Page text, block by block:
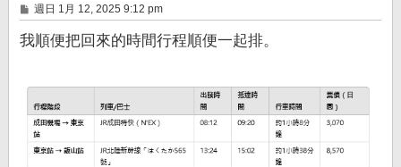
文
章
週日 1月 12, 2025 9:12 pm
我順便把回來的時間行程順便一起排。